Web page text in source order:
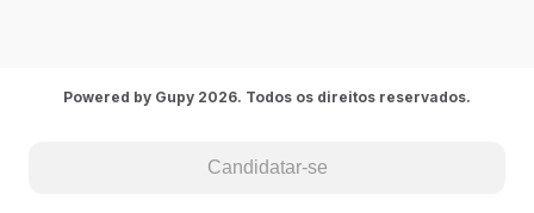
Candidatar-se
Powered by Gupy 2026. Todos os direitos reservados.